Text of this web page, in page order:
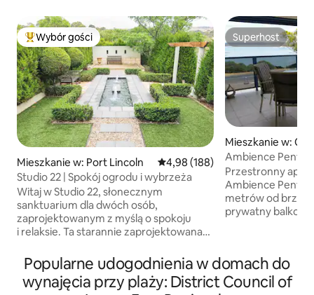
Najpopularniejsze z kategorii Wybór gości
Wybór gości
Mieszkanie w: Port Lincoln Średnia ocena: 4,98 na 5, liczba
4,98 (188)
Studio 22 | Spokój ogrodu i wybrzeża
Witaj w Studio 22, słonecznym
sanktuarium dla dwóch osób,
zaprojektowanym z myślą o spokoju
i relaksie. Ta starannie zaprojektowana
ogrodów i oferuje prywatne patio
w toskańskim stylu oraz całkowitą
prywatność. Spaceruj po ogrodzie, aby
Superhost
Superhost
Mieszkanie w:
Ambience
Przestronny apartament
Ambience
metrów od
prywatny balkon z widokiem na
hydromasażem
łazience. W
ze spiżarnią, stołem i szafką t.v.
Popularne udogodnienia w domach do
wynajęcia przy plaży: District Council of